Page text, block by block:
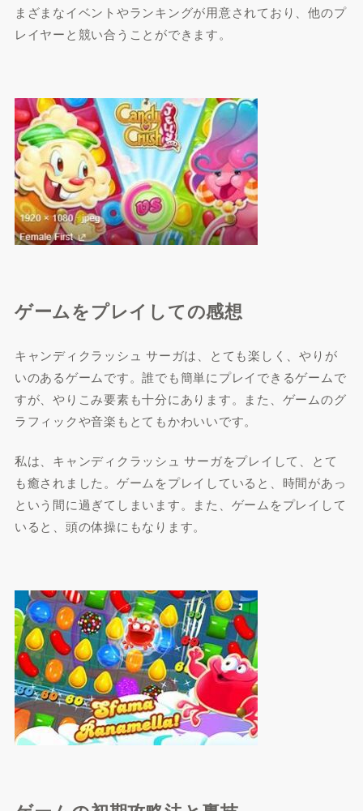
まざまなイベントやランキングが用意されており、他のプ
レイヤーと競い合うことができます。
ゲームをプレイしての感想
キャンディクラッシュ サーガは、とても楽しく、やりが
いのあるゲームです。誰でも簡単にプレイできるゲームで
すが、やりこみ要素も十分にあります。また、ゲームのグ
ラフィックや音楽もとてもかわいいです。
私は、キャンディクラッシュ サーガをプレイして、とて
も癒されました。ゲームをプレイしていると、時間があっ
という間に過ぎてしまいます。また、ゲームをプレイして
いると、頭の体操にもなります。